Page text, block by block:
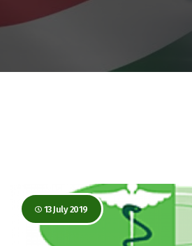
13 July 2019